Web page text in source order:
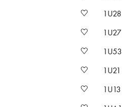
1U28
1U27
1U53
1U21
1U13